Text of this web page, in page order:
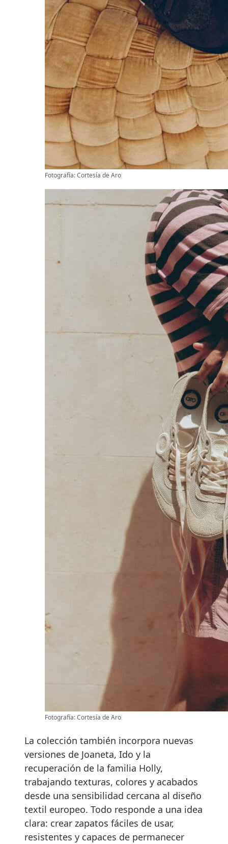
Fotografía: Cortesía de Aro
Fotografía: Cortesía de Aro
La colección también incorpora nuevas
versiones de Joaneta, Ido y la
recuperación de la familia Holly,
trabajando texturas, colores y acabados
desde una sensibilidad cercana al diseño
textil europeo. Todo responde a una idea
clara: crear zapatos fáciles de usar,
resistentes y capaces de permanecer